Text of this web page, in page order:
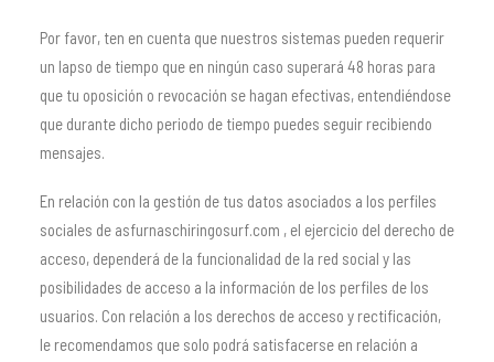
Por favor, ten en cuenta que nuestros sistemas pueden requerir
un lapso de tiempo que en ningún caso superará 48 horas para
que tu oposición o revocación se hagan efectivas, entendiéndose
que durante dicho periodo de tiempo puedes seguir recibiendo
mensajes.
En relación con la gestión de tus datos asociados a los perfiles
sociales de asfurnaschiringosurf.com , el ejercicio del derecho de
acceso, dependerá de la funcionalidad de la red social y las
posibilidades de acceso a la información de los perfiles de los
usuarios. Con relación a los derechos de acceso y rectificación,
le recomendamos que solo podrá satisfacerse en relación a